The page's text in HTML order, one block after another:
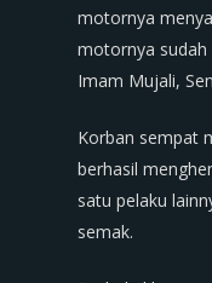
motornya
motornya sudah
Imam Mujali,
Korban sempat
berhasil
satu pelaku
semak.